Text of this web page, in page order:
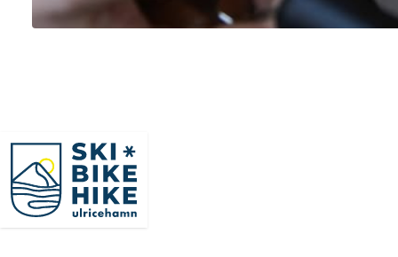
SkiBikeHike Ulricehamn